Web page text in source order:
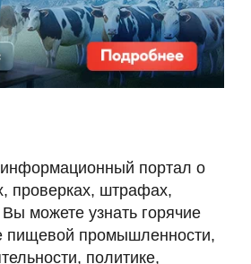
портал о
проверках, штрафах,
можете узнать горячие
пищевой промышленности,
политике,